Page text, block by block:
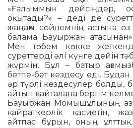
«Ғалыммын дей­сіңдер,
оқытады?» – деді де
жаңағы сөй­лемнің астына өз
балама Бауыржан
Мен төбем көкке
суреттерді әлі күнге дейін
жүрмін. Бұл – батыр
бетпе-бет кез­десу еді.
әр ­түрлі кездесулер болды,
айтып қайталана бергім
Бауыржан Момышұлының
қайраткерлік қасиетін,
айтпас бұрын, оның ұлт­тық